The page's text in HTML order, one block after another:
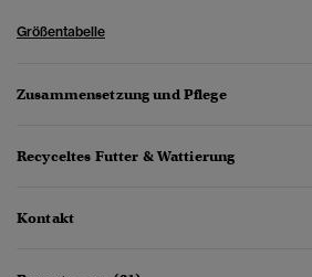
Größentabelle
Zusammensetzung und Pflege
Recyceltes Futter & Wattierung
Kontakt